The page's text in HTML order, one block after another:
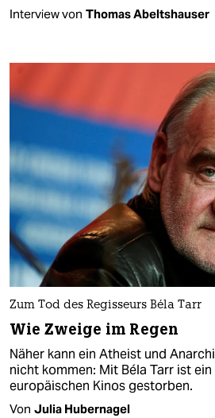
Interview von Thomas Abeltshauser
Zum Tod des Regisseurs Béla Tarr
Wie Zweige im Regen
Näher kann ein Atheist und
nicht kommen: Mit Béla Tarr ist
europäischen Kinos gestorben.
Von Julia Hubernagel